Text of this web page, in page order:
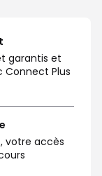
garantis et
Connect Plus
votre accès